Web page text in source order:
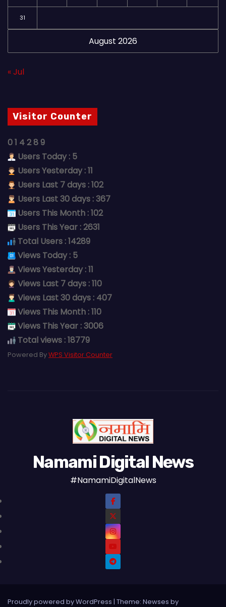
August 2026
31
« Jul
Visitor Counter
01 4289
Users Today : 5
Users Yesterday : 11
Users Last 7 days : 102
Users Last 30 days : 367
Users This Month : 102
Users This Year : 2631
Total Users : 14289
Views Today : 5
Views Yesterday : 11
Views Last 7 days : 110
Views Last 30 days : 407
Views This Month : 110
Views This Year : 3006
Total views : 18779
Powered ByWPS Visitor Counter
Namami Digital News
#NamamiDigitalNews
Proudly powered by WordPress | Theme: Newses by